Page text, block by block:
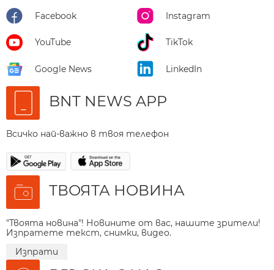
Facebook Instagram
YouTube TikTok
Google News LinkedIn
BNT NEWS APP
Всичко най-важно в твоя телефон
ТВОЯТА НОВИНА
"Твоята новина"! Новините от вас, нашите зрители!
Изпратете текст, снимки, видео.
Изпрати